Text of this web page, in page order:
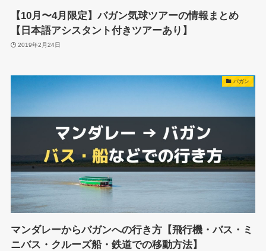
【10月〜4月限定】バガン気球ツアーの情報まとめ
【日本語アシスタント付きツアーあり】
2019年2月24日
バガン
マンダレーからバガンへの行き方【飛行機・バス・ミ
ニバス・クルーズ船・鉄道での移動方法】